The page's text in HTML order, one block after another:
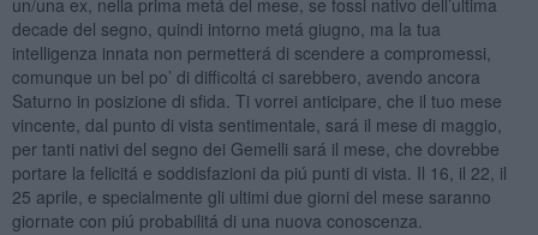
un/una ex, nella prima metá del mese, se fossi nativo dell’ultima
decade del segno, quindi intorno metá giugno, ma la tua
intelligenza innata non permetterá di scendere a compromessi,
comunque un bel po’ di difficoltá ci sarebbero, avendo ancora
Saturno in posizione di sfida. Ti vorrei anticipare, che il tuo mese
vincente, dal punto di vista sentimentale, sará il mese di maggio,
per tanti nativi del segno dei Gemelli sará il mese, che dovrebbe
portare la felicitá e soddisfazioni da piú punti di vista. Il 16, il 22, il
25 aprile, e specialmente gli ultimi due giorni del mese saranno
giornate con piú probabilitá di una nuova conoscenza.